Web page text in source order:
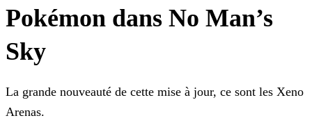
Pokémon dans No Man’s
Sky
La grande nouveauté de cette mise à jour, ce sont les Xeno
Arenas.